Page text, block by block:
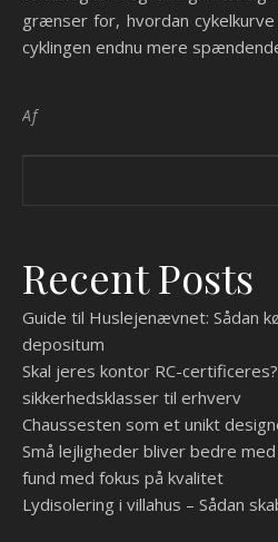
grænser for, hvordan
cyklingen endnu mere
Af
Recent Posts
Guide til Huslejenævnet: Sådan
depositum
Skal jeres kontor RC-
sikkerhedsklasser til erhverv
Chaussesten som et unikt
Små lejligheder bliver bedre
fund med fokus på kvalitet
Lydisolering i villahus – Sådan